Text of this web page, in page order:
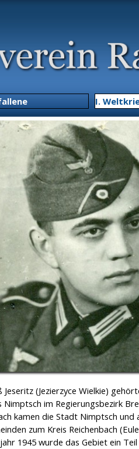
Menü
▼I.
Jeseritz (Jezierzyce Wielkie)
Nimptsch im Regierungsbezirk
kamen die Stadt Nimptsch und
zum Kreis Reichenbach
1945 wurde das Gebiet ein Teil